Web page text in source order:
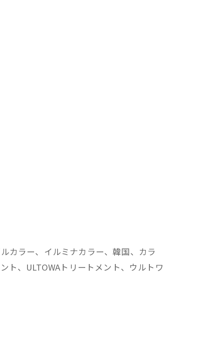
カラー、イルミナカラー、韓国、カラ
ト、ULTOWAトリートメント、ウルトワ